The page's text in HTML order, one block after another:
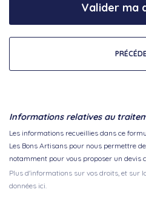
Valider ma
Informations relatives au
Les informations recueillies dans ce
Les Bons Artisans pour nous permettre
notamment pour vous proposer un devis
Plus d'informations sur vos droits, et sur
données ici.